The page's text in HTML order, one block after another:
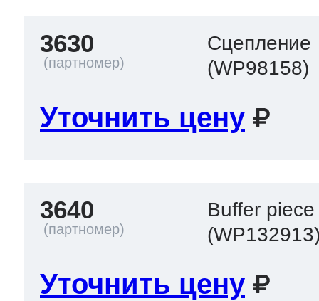
3630
Сцепление
(WP98158)
Уточнить цену
3640
Buffer piece
Уточнить цену